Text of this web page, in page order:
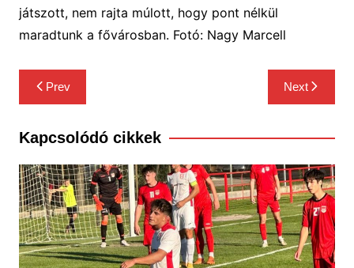
játszott, nem rajta múlott, hogy pont nélkül
maradtunk a fővárosban. Fotó: Nagy Marcell
Bejegyzés
navigáció
Prev Next
Kapcsolódó cikkek